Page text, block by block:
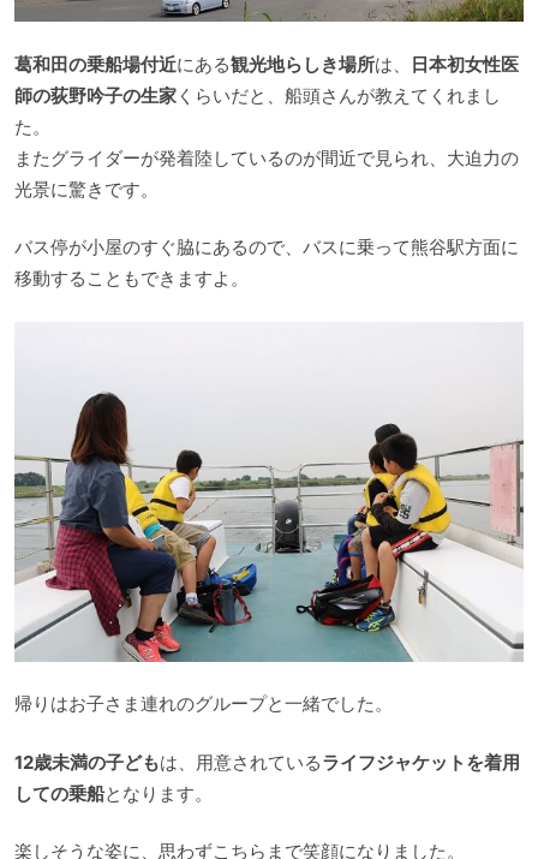
葛和田の乗船場付近にある観光地らしき場所は、
日本初女性医
師の荻野吟子の生家くらいだと、船頭さんが教えてくれまし
た。
またグライダーが発着陸しているのが間近で見られ、大迫力の
光景に驚きです。
バス停が小屋のすぐ脇にあるので、バスに乗って熊谷駅方面に
移動することもできますよ。
帰りはお子さま連れのグループと一緒でした。
12歳未満の子どもは、用意されているライフジャケットを着用
しての乗船となります。
楽しそうな姿に、思わずこちらまで笑顔になりました。